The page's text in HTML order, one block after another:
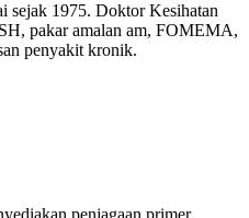
sejak 1975. Doktor Kesihatan
pakar amalan am, FOMEMA,
penyakit kronik.
penjagaan primer,